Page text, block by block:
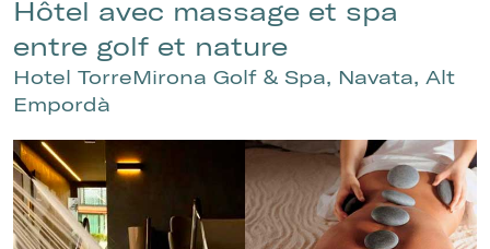
Hôtel avec massage et spa
entre golf et nature
Hotel TorreMirona Golf & Spa, Navata, Alt
Empordà